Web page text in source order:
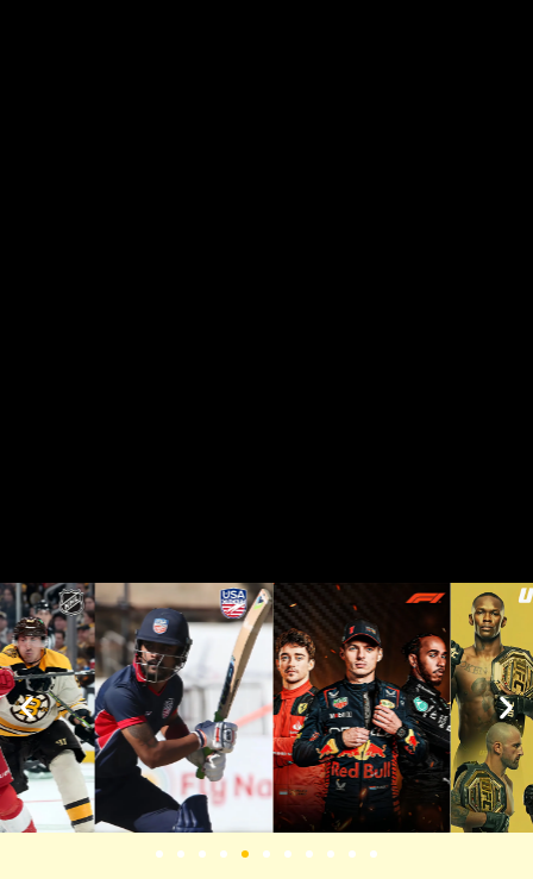
IPTV Suomi –
joustava TV-
palvelu kaikille
laitteille
Etsitkö helppoa IPTV-palvelua Suomessa?
Sisu IPTV:n avulla voit katsoa palveluun
kuuluvia TV-kanavia ja on-demand-sisältöjä
Smart TV:llä, Android TV:llä, Apple TV:llä,
puhelimella, tabletilla tai tietokoneella. Valitse
tarpeisiisi sopiva tilausjakso, tarkista laitteesi
yhteensopivuus ja ota palvelu käyttöön